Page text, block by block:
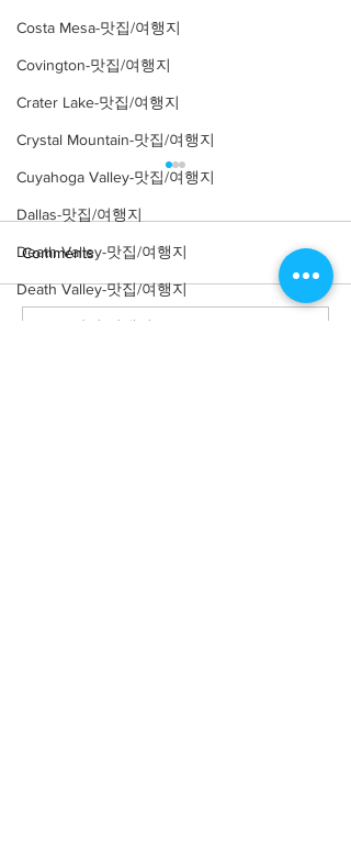
Costa Mesa-맛집/여행지
Covington-맛집/여행지
Crater Lake-맛집/여행지
Crystal Mountain-맛집/여행지
Cuyahoga Valley-맛집/여행지
Dallas-맛집/여행지
Death Valley-맛집/여행지
Death Valley-맛집/여행지
Denver-맛집/여행지
Comments